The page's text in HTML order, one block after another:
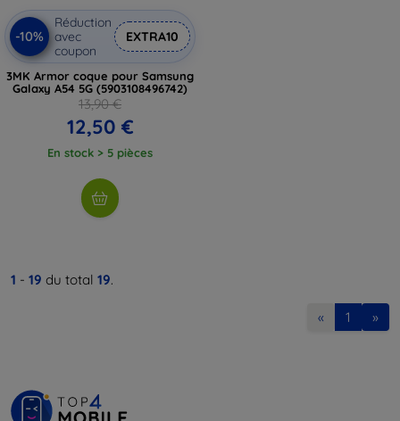
-10%
Réduction
avec
coupon
EXTRA10
3MK Armor coque pour Samsung
Galaxy A54 5G (5903108496742)
13,90 €
12,50 €
En stock > 5 pièces
1 - 19 du total 19.
« 1 »